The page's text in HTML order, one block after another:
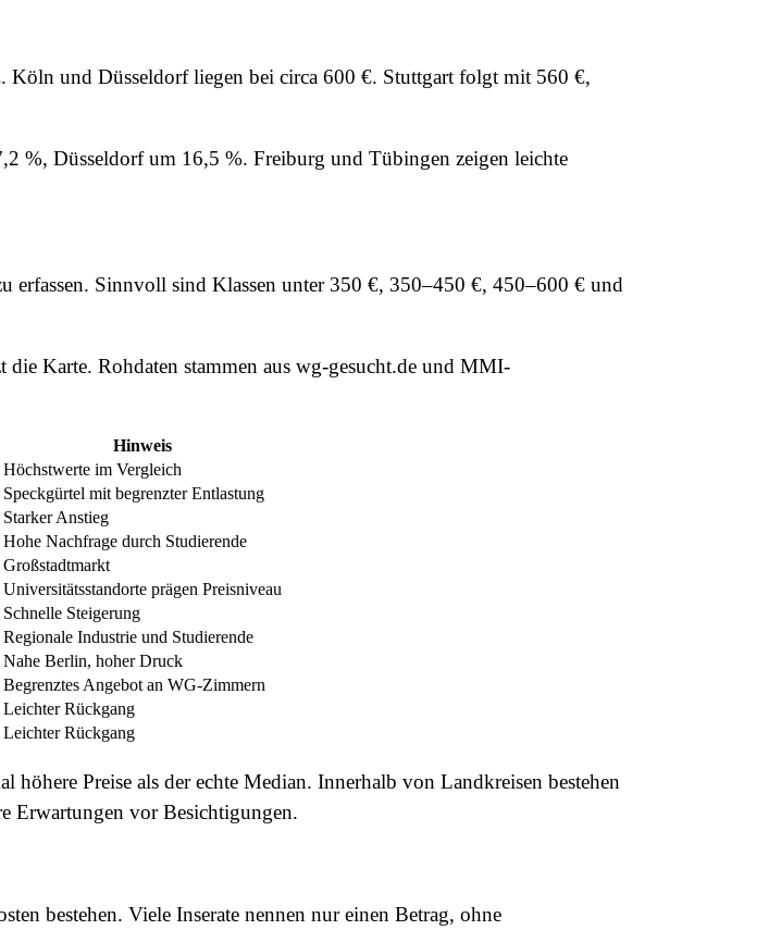
und Düsseldorf liegen bei circa 600 €. Stuttgart folgt mit 560 €,
%, Düsseldorf um 16,5 %. Freiburg und Tübingen zeigen leichte
erfassen. Sinnvoll sind Klassen unter 350 €, 350–450 €, 450–600 € und
Karte. Rohdaten stammen aus wg-gesucht.de und MMI-
Hinweis
Höchstwerte im Vergleich
Speckgürtel mit begrenzter Entlastung
Starker Anstieg
Hohe Nachfrage durch Studierende
Großstadtmarkt
Universitätsstandorte prägen Preisniveau
Schnelle Steigerung
Regionale Industrie und Studierende
Nahe Berlin, hoher Druck
Begrenztes Angebot an WG-Zimmern
Leichter Rückgang
Leichter Rückgang
Preise als der echte Median. Innerhalb von Landkreisen bestehen
Erwartungen vor Besichtigungen.
bestehen. Viele Inserate nennen nur einen Betrag, ohne